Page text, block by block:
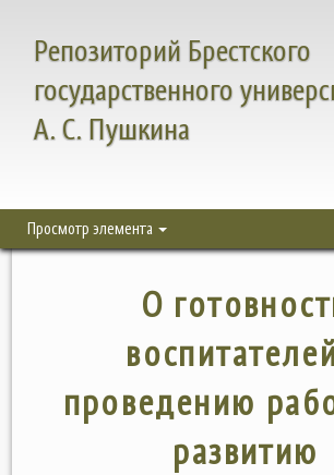
Репозиторий Брестского
государственного
А. С. Пушкина
Просмотр элемента
О
проведению
развитию